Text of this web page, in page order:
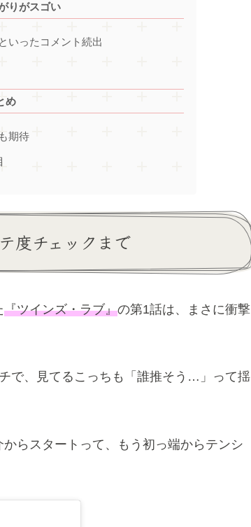
りがスゴい
いったコメント続出
め
期待
度チェックまで
『ツインズ・ラブ』の第1話は、まさに衝撃
で、見てるこっちも「誰推そう…」って揺
らスタートって、もう初っ端からテンシ